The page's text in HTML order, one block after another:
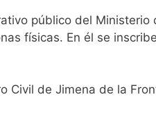
público del
físicas. En él se
Civil de Jimena de la